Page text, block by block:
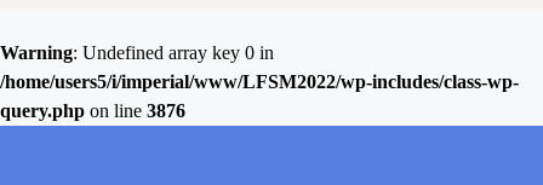
Warning: Undefined array key 0 in
/home/users5/i/imperial/www/LFSM2022/wp-includes/class-wp-
query.php on line 3876